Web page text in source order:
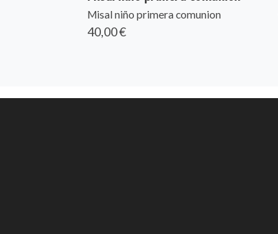
Misal niño primera comunion
40,00 €